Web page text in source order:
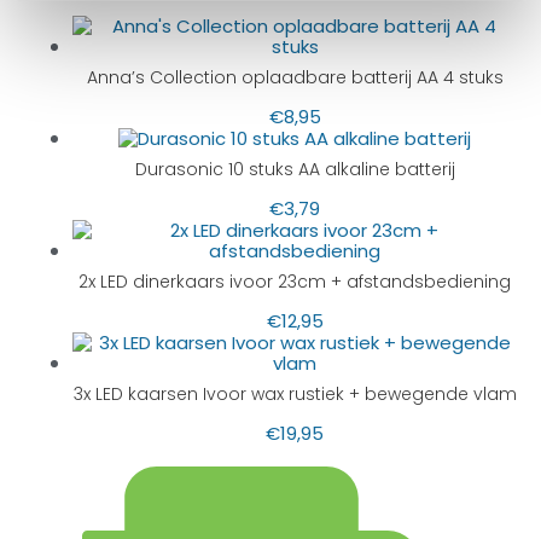
Anna’s Collection oplaadbare batterij AA 4 stuks
€8,95
Durasonic 10 stuks AA alkaline batterij
€3,79
2x LED dinerkaars ivoor 23cm + afstandsbediening
€12,95
3x LED kaarsen Ivoor wax rustiek + bewegende vlam
€19,95